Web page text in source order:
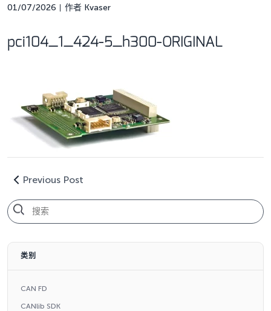
01/07/2026 作者 Kvaser
pci104_1_424-5_h300-ORIGINAL
Previous Post
类别
CAN FD
CANlib SDK